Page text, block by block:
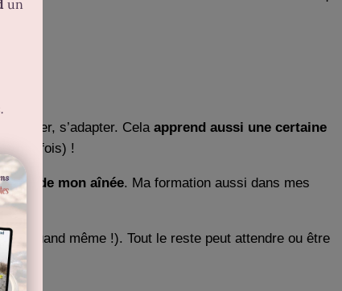
s’adapter. Cela apprend aussi une certaine
parfois) !
celui de mon aînée. Ma formation aussi dans mes
(quand même !). Tout le reste peut attendre ou être